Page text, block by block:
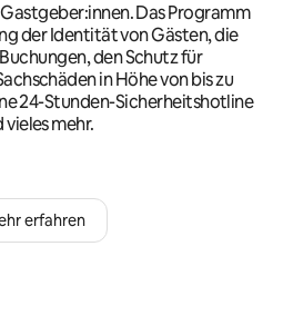
Das Programm
der Identität von Gästen, die
den Schutz für
in Höhe von bis zu
24-Stunden-Sicherheitshotline
vieles mehr.
erfahren